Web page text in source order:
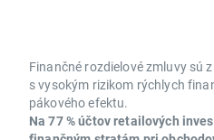
Finančné rozdielové zmluvy sú
s vysokým rizikom rýchlych
pákového efektu.
Na 77 % účtov retailových